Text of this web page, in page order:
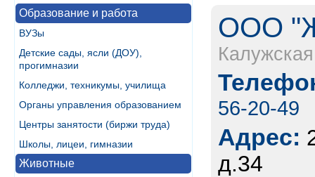
Образование и работа
ВУЗы
Детские сады, ясли (ДОУ),
прогимназии
Колледжи, техникумы, училища
Органы управления образованием
Центры занятости (биржи труда)
Школы, лицеи, гимназии
Животные
ООО
56-20-49
Адрес:
д.34